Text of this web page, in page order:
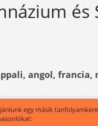
és
angol, francia,
egy másik